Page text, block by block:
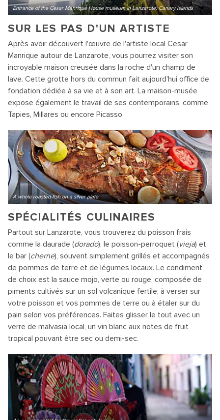
Entrance of the Cesar Manrique House museum in Lanzarote, Canary Islands
SUR LES PAS D'UN ARTISTE
Après avoir découvert l'œuvre de l'artiste local Cesar
Manrique autour de Lanzarote, vous pourrez visiter son
incroyable maison creusée dans la roche d'un champ de
lave. Cette grotte hors du commun fait aujourd'hui office de
fondation dédiée à sa vie et à son art. La maison-musée
expose également le travail de ses contemporains, comme
Tapies, Millares ou encore Picasso.
A whole roasted fish on a silver plate
SPÉCIALITÉS CULINAIRES
Partout sur Lanzarote, vous trouverez du poisson frais
comme la daurade (dorado), le poisson-perroquet (vieja) et
le bar (cherne), souvent simplement grillés et accompagnés
de pommes de terre et de légumes locaux. Le condiment
de choix est la sauce mojo, verte ou rouge, composée de
piments cultivés sur un sol volcanique fertile, à verser sur
votre poisson et vos pommes de terre ou à étaler sur du
pain selon vos préférences. Faites glisser le tout avec un
verre de malvasia local, un vin blanc aux notes de fruit
tropical pouvant être sec ou demi-sec.